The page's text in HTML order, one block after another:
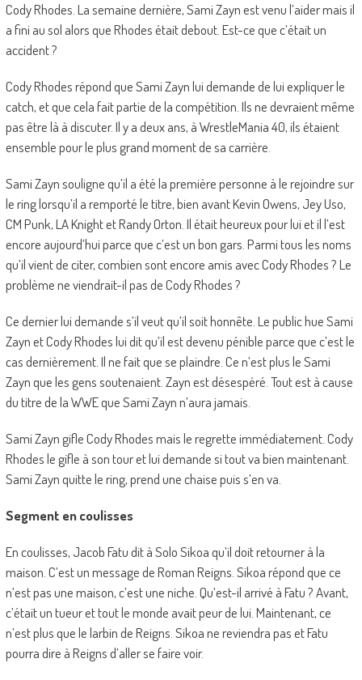
Cody Rhodes. La semaine dernière, Sami Zayn est venu l’aider mais il
a fini au sol alors que Rhodes était debout. Est-ce que c’était un
accident ?
Cody Rhodes répond que Sami Zayn lui demande de lui expliquer le
catch, et que cela fait partie de la compétition. Ils ne devraient même
pas être là à discuter. Il y a deux ans, à WrestleMania 40, ils étaient
ensemble pour le plus grand moment de sa carrière.
Sami Zayn souligne qu’il a été la première personne à le rejoindre sur
le ring lorsqu’il a remporté le titre, bien avant Kevin Owens, Jey Uso,
CM Punk, LA Knight et Randy Orton. Il était heureux pour lui et il l’est
encore aujourd’hui parce que c’est un bon gars. Parmi tous les noms
qu’il vient de citer, combien sont encore amis avec Cody Rhodes ? Le
problème ne viendrait-il pas de Cody Rhodes ?
Ce dernier lui demande s’il veut qu’il soit honnête. Le public hue Sami
Zayn et Cody Rhodes lui dit qu’il est devenu pénible parce que c’est le
cas dernièrement. Il ne fait que se plaindre. Ce n’est plus le Sami
Zayn que les gens soutenaient. Zayn est désespéré. Tout est à cause
du titre de la WWE que Sami Zayn n’aura jamais.
Sami Zayn gifle Cody Rhodes mais le regrette immédiatement. Cody
Rhodes le gifle à son tour et lui demande si tout va bien maintenant.
Sami Zayn quitte le ring, prend une chaise puis s’en va.
Segment en coulisses
En coulisses, Jacob Fatu dit à Solo Sikoa qu’il doit retourner à la
maison. C’est un message de Roman Reigns. Sikoa répond que ce
n’est pas une maison, c’est une niche. Qu’est-il arrivé à Fatu ? Avant,
c’était un tueur et tout le monde avait peur de lui. Maintenant, ce
n’est plus que le larbin de Reigns. Sikoa ne reviendra pas et Fatu
pourra dire à Reigns d’aller se faire voir.